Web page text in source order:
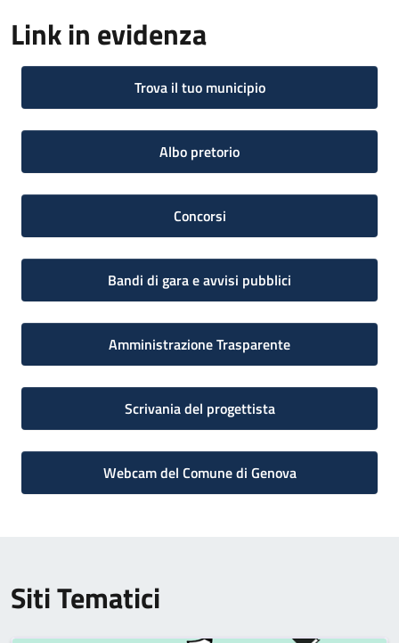
Link in evidenza
Trova il tuo municipio
Albo pretorio
Concorsi
Bandi di gara e avvisi pubblici
Amministrazione Trasparente
Scrivania del progettista
Webcam del Comune di Genova
Siti Tematici